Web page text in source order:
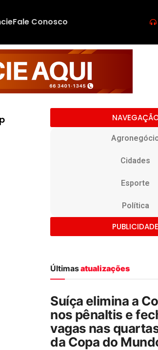
Fale Conosco
Cidades
Esporte
Política
PUBLICIDADE
Últimasatualizações
Suíça elimina a
nos pênaltis e
vagas nas
da Copa do